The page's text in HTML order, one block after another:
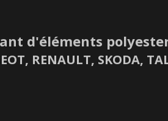
d'éléments
RENAULT, SKODA,